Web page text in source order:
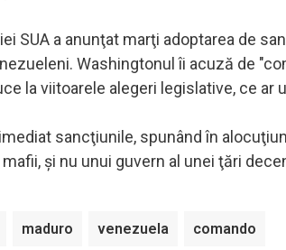
SUA a anunţat marţi adoptarea de
Washingtonul îi acuză de
la viitoarele alegeri legislative, ce ar
sancţiunile, spunând în
şi nu unui guvern al unei ţări
maduro venezuela comando